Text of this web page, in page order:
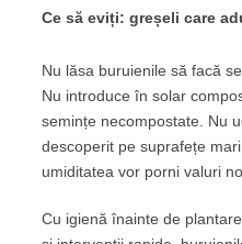
Ce să eviți: greșeli care
Nu lăsa buruienile să facă
Nu introduce în solar
semințe necompostate. Nu
descoperit pe suprafețe
umiditatea vor porni valuri
Cu igienă înainte de